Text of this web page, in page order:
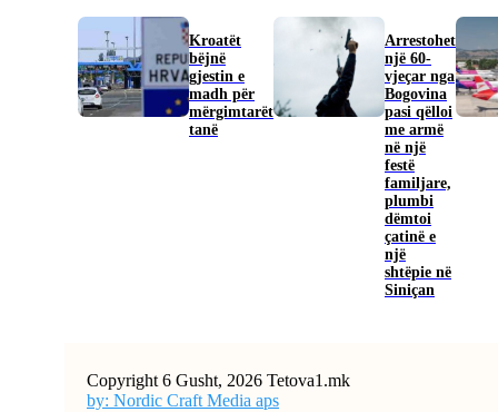
Kroatët
bëjnë
gjestin e
madh për
mërgimtarët
tanë
Arrestohet
një 60-
vjeçar nga
Bogovina
pasi qëlloi
me armë
në një
festë
familjare,
plumbi
dëmtoi
çatinë e
një
shtëpie në
Siniçan
Copyright 6 Gusht, 2026 Tetova1.mk
by: Nordic Craft Media aps